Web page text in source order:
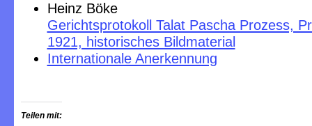
Heinz Böke
Gerichtsprotokoll Talat Pascha Prozess,
1921, historisches Bildmaterial
Internationale Anerkennung
Teilen mit: